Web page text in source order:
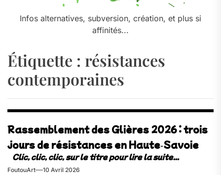
Infos alternatives, subversion, création, et plus si
affinités...
Étiquette : résistances
contemporaines
Rassemblement des Glières 2026 : trois
jours de résistances en Haute‑Savoie
FoutouArt 10 Avril 2026